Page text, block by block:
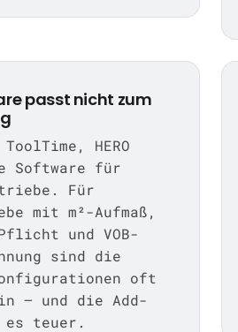
passt nicht zum
HERO
Software für
Für
mit m²-Aufmaß,
und VOB-
sind die
oft
— und die Add-
es teuer.